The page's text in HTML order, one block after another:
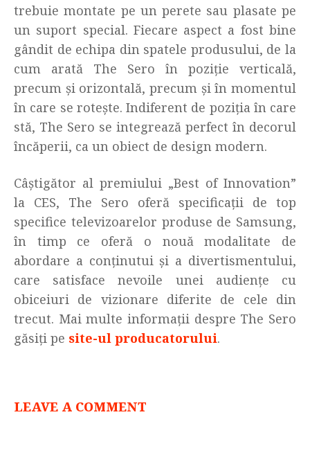
trebuie montate pe un perete sau plasate pe
un suport special. Fiecare aspect a fost bine
gândit de echipa din spatele produsului, de la
cum arată The Sero în poziție verticală,
precum și orizontală, precum și în momentul
în care se rotește. Indiferent de poziția în care
stă, The Sero se integrează perfect în decorul
încăperii, ca un obiect de design modern.
Câștigător al premiului „Best of Innovation”
la CES, The Sero oferă specificații de top
specifice televizoarelor produse de Samsung,
în timp ce oferă o nouă modalitate de
abordare a conținutui și a divertismentului,
care satisface nevoile unei audiențe cu
obiceiuri de vizionare diferite de cele din
trecut. Mai multe informații despre The Sero
găsiți pe site-ul producatorului.
LEAVE A COMMENT